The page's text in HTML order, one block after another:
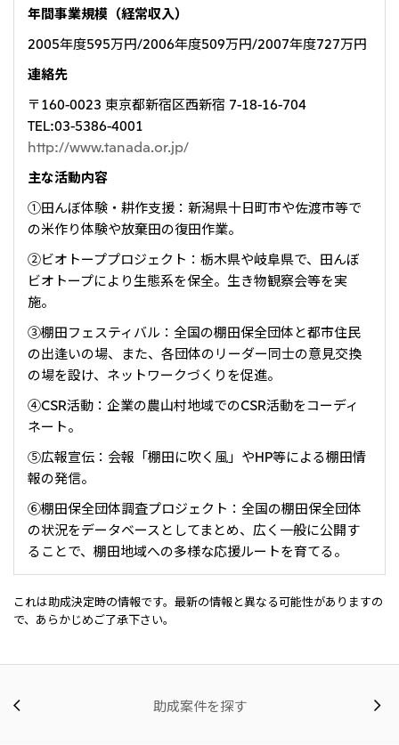
年間事業規模（経常収入）
2005年度595万円/2006年度509万円/2007年度727万円
連絡先
〒160-0023 東京都新宿区西新宿 7-18-16-704
TEL:03-5386-4001
http://www.tanada.or.jp/
主な活動内容
①田んぼ体験・耕作支援：新潟県十日町市や佐渡市等で
の米作り体験や放棄田の復田作業。
②ビオトーププロジェクト：栃木県や岐阜県で、田んぼ
ビオトープにより生態系を保全。生き物観察会等を実
施。
③棚田フェスティバル：全国の棚田保全団体と都市住民
の出逢いの場、また、各団体のリーダー同士の意見交換
の場を設け、ネットワークづくりを促進。
④CSR活動：企業の農山村地域でのCSR活動をコーディ
ネート。
⑤広報宣伝：会報「棚田に吹く風」やHP等による棚田情
報の発信。
⑥棚田保全団体調査プロジェクト：全国の棚田保全団体
の状況をデータベースとしてまとめ、広く一般に公開す
ることで、棚田地域への多様な応援ルートを育てる。
これは助成決定時の情報です。最新の情報と異なる可能性がありますの
で、あらかじめご了承下さい。
助成案件を探す